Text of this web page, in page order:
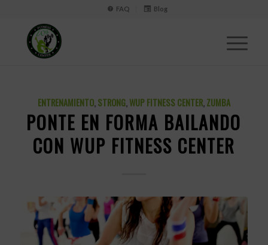
FAQ Blog
ENTRENAMIENTO,STRONG,WUP FITNESS CENTER,ZUMBA
PONTE EN FORMA BAILANDO
CON WUP FITNESS CENTER